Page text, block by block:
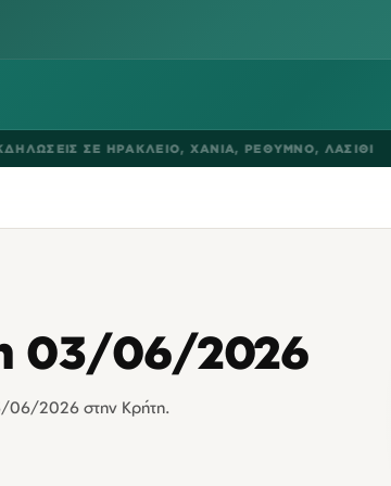
ΣΕΗΡΑΚΛΕΙΟ,ΧΑΝΙΑ, ΡΕΘΥΜΝΟ,ΛΑΣΙΘΙ
03/06/2026
06/2026 στην Κρήτη.